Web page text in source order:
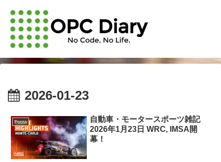
2026-01-23
Forza
自動車・モータースポーツ雑記
2026年1月23日 WRC, IMSA開
幕！